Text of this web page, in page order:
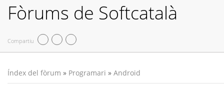
Fòrums de Softcatalà
Compartiu
Índex del fòrum » Programari » Android